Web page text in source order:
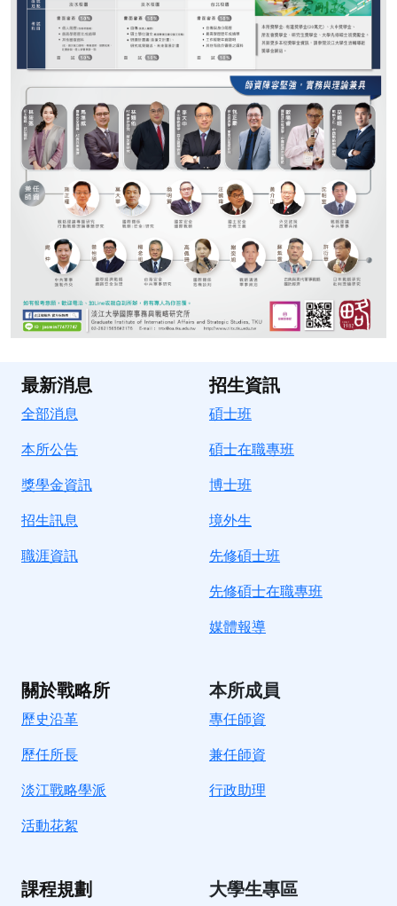
最新消息
全部消息
本所公告
獎學金資訊
招生訊息
職涯資訊
招生資訊
碩士班
碩士在職專班
博士班
境外生
先修碩士班
先修碩士在職專班
媒體報導
關於戰略所
歷史沿革
歷任所長
淡江戰略學派
活動花絮
本所成員
專任師資
兼任師資
行政助理
課程規劃 大學生專區